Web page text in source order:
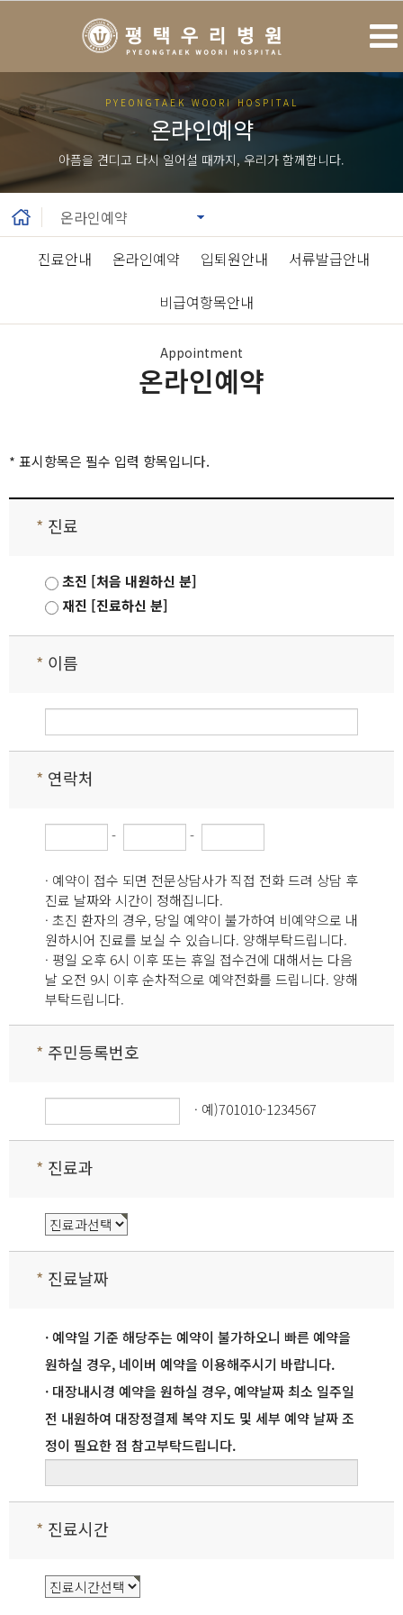
PYEONGTAEK WOORI HOSPITAL
온라인예약
아픔을 견디고 다시 일어설 때까지, 우리가 함께합니다.
진료안내 온라인예약 입퇴원안내 서류발급안내
비급여항목안내
Appointment
온라인예약
* 표시항목은 필수 입력 항목입니다.
* 진료
초진 [처음 내원하신 분]
재진 [진료하신 분]
* 이름
* 연락처
- -
· 예약이 접수 되면 전문상담사가 직접 전화 드려 상담 후
진료 날짜와 시간이 정해집니다.
· 초진 환자의 경우, 당일 예약이 불가하여 비예약으로 내
원하시어 진료를 보실 수 있습니다. 양해부탁드립니다.
· 평일 오후 6시 이후 또는 휴일 접수건에 대해서는 다음
날 오전 9시 이후 순차적으로 예약전화를 드립니다. 양해
부탁드립니다.
* 주민등록번호
· 예)701010-1234567
* 진료과
* 진료날짜
· 예약일 기준 해당주는 예약이 불가하오니 빠른 예약을
원하실 경우, 네이버 예약을 이용해주시기 바랍니다.
· 대장내시경 예약을 원하실 경우, 예약날짜 최소 일주일
전 내원하여 대장정결제 복약 지도 및 세부 예약 날짜 조
정이 필요한 점 참고부탁드립니다.
* 진료시간